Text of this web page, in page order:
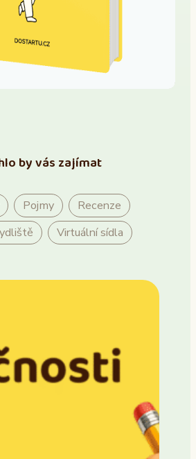
by vás zajímat
Pojmy
Recenze
Virtuální sídla